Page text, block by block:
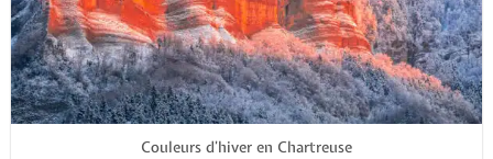
Couleurs d’hiver en Chartreuse